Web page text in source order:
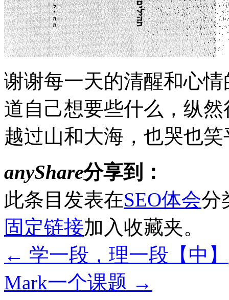
谢谢每一天的清醒和心
道自己想要些什么，纵
越过山和大海，也哭也
anyShare分享到：
此条目发表在SEO体会分
固定链接加入收藏夹。
← 学一段，理一段【中】
Mark一个课题 →